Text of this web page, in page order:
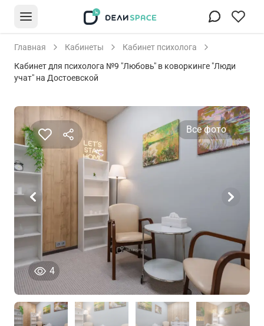
Главная Кабинеты
Кабинет психолога
Кабинет для психолога №9 "Любовь" в коворкинге "Люди
учат" на Достоевской
4человека просматривали это объявление
Все фото